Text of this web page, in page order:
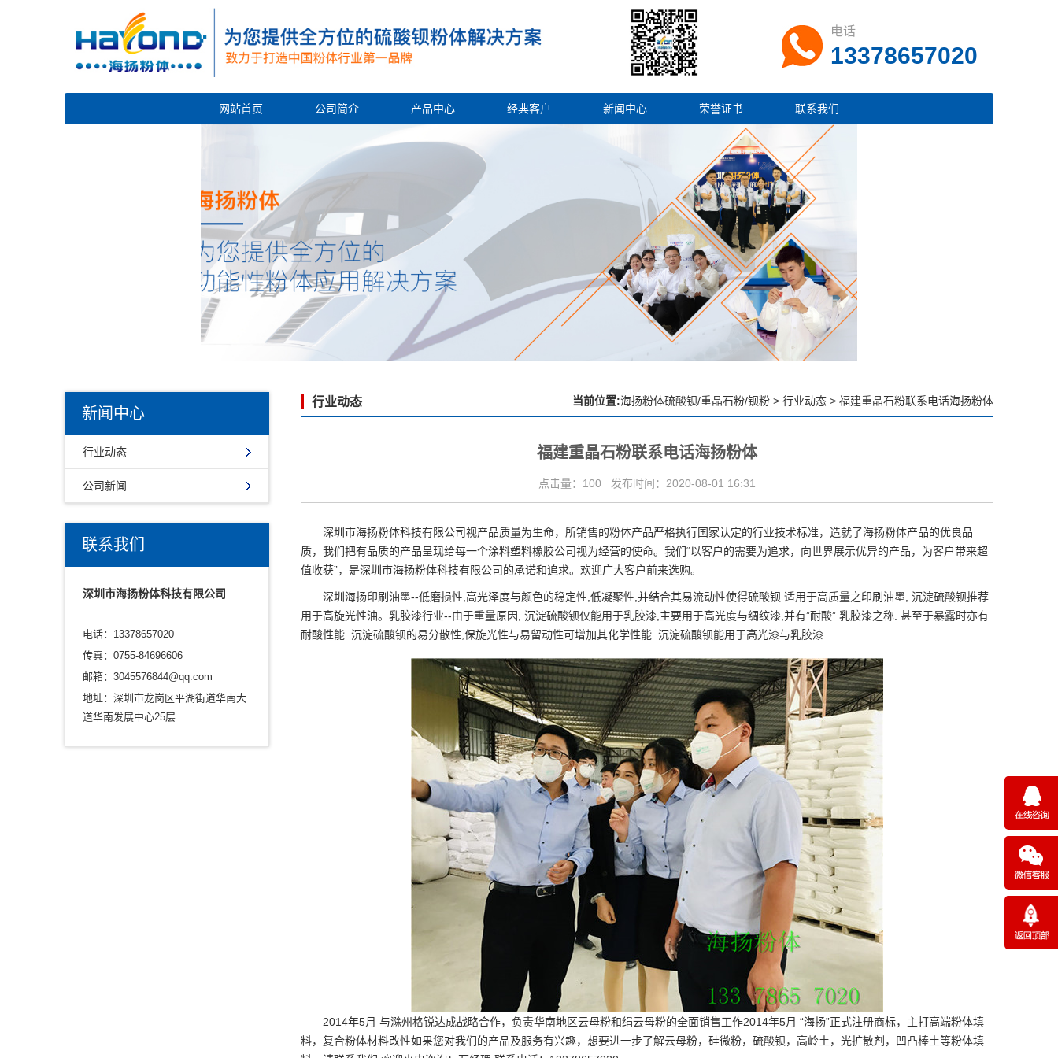
电话
13378657020
网站首页 公司简介 产品中心 经典客户 新闻中心 荣誉证书 联系我们
新闻中心
行业动态
公司新闻
联系我们
深圳市海扬粉体科技有限公司
电话：13378657020
传真：0755-84696606
邮箱：3045576844@qq.com
地址：深圳市龙岗区平湖街道华南大
道华南发展中心25层
行业动态 当前位置:海扬粉体硫酸钡/重晶石粉/钡粉 > 行业动态 > 福建重晶石粉联系电话海扬粉体
福建重晶石粉联系电话海扬粉体
点击量：100 发布时间：2020-08-01 16:31
深圳市海扬粉体科技有限公司视产品质量为生命，所销售的粉体产品严格执行国家认定的行业技术标准，造就了海扬粉体产品的优良品
质，我们把有品质的产品呈现给每一个涂料塑料橡胶公司视为经营的使命。我们“以客户的需要为追求，向世界展示优异的产品，为客户带来超
值收获”，是深圳市海扬粉体科技有限公司的承诺和追求。欢迎广大客户前来选购。
深圳海扬印刷油墨--低磨损性,高光泽度与颜色的稳定性,低凝聚性,并结合其易流动性使得硫酸钡 适用于高质量之印刷油墨, 沉淀硫酸钡推荐
用于高旋光性油。乳胶漆行业--由于重量原因, 沉淀硫酸钡仅能用于乳胶漆,主要用于高光度与绸纹漆,并有”耐酸” 乳胶漆之称. 甚至于暴露时亦有
耐酸性能. 沉淀硫酸钡的易分散性,保旋光性与易留动性可增加其化学性能. 沉淀硫酸钡能用于高光漆与乳胶漆
2014年5月 与滁州格锐达成战略合作，负责华南地区云母粉和绢云母粉的全面销售工作2014年5月 “海扬”正式注册商标，主打高端粉体填
料，复合粉体材料改性如果您对我们的产品及服务有兴趣，想要进一步了解云母粉，硅微粉，硫酸钡，高岭土，光扩散剂，凹凸棒土等粉体填